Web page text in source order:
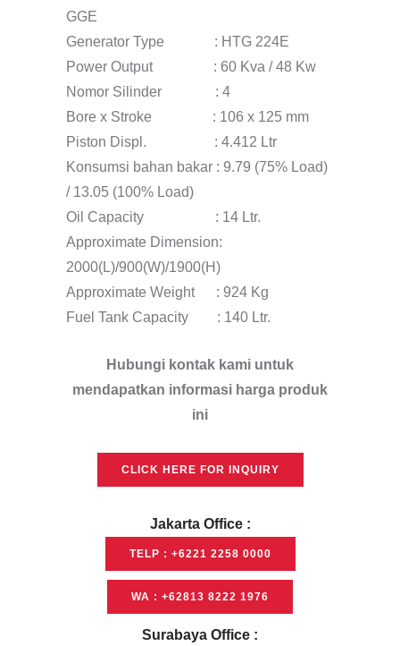
GGE
Generator Type : HTG 224E
Power Output : 60 Kva / 48 Kw
Nomor Silinder : 4
Bore x Stroke : 106 x 125 mm
Piston Displ. : 4.412 Ltr
Konsumsi bahan bakar : 9.79 (75% Load)
/ 13.05 (100% Load)
Oil Capacity : 14 Ltr.
Approximate Dimension:
2000(L)/900(W)/1900(H)
Approximate Weight : 924 Kg
Fuel Tank Capacity : 140 Ltr.
Hubungi kontak kami untuk
mendapatkan informasi harga produk
ini
CLICK HERE FOR INQUIRY
Jakarta Office :
TELP : +6221 2258 0000
WA : +62813 8222 1976
Surabaya Office :